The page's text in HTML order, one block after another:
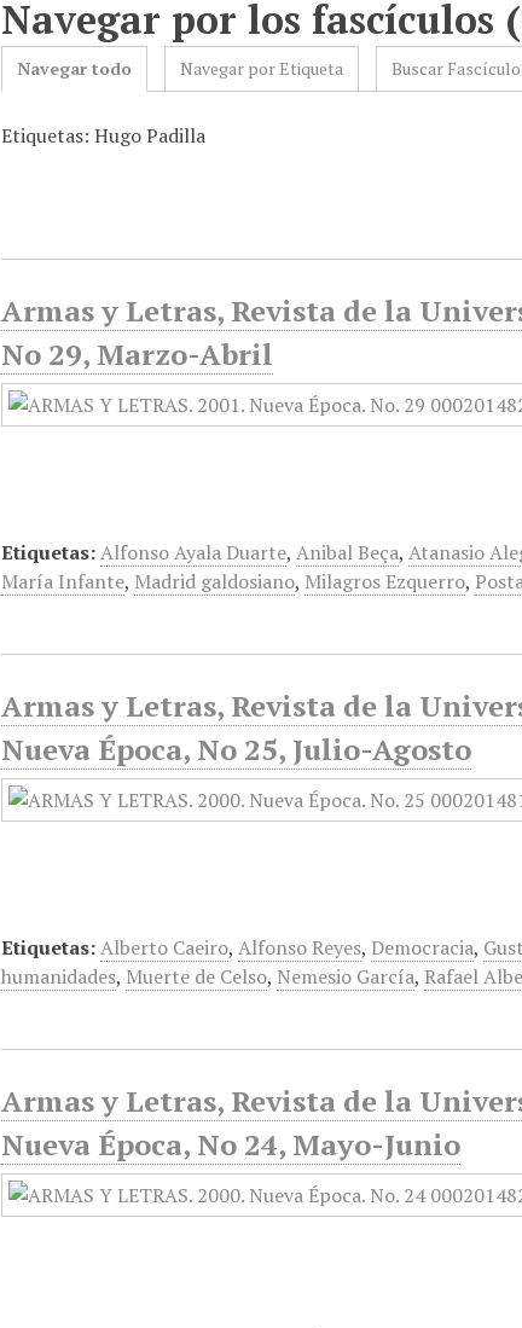
Navegar por los fascículos
Navegar todo Navegar por Etiqueta Buscar
Etiquetas: Hugo Padilla
Armas y Letras, Revista de la
No 29, Marzo-Abril
Etiquetas:Alfonso Ayala Duarte,Anibal Beça,Atanasio
María Infante, Madrid galdosiano, Milagros Ezquerro,
Armas y Letras, Revista de la
Nueva Época, No 25, Julio-Agosto
Etiquetas:Alberto Caeiro,Alfonso Reyes, Democracia,
humanidades, Muerte de Celso, Nemesio García, Rafael
Armas y Letras, Revista de la
Nueva Época, No 24, Mayo-Junio